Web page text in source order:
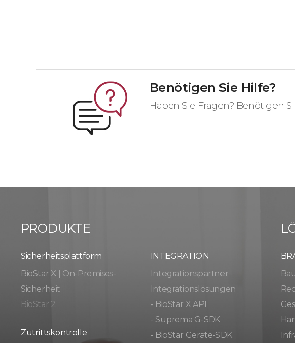
Benötigen Sie Hilfe?
Haben Sie Fragen? Benötigen
PRODUKTE
Sicherheitsplattform
BioStar X | On-Premises-
Sicherheit
BioStar 2
Zutrittskontrolle
INTEGRATION
Integrationspartner
Integrationslösungen
- BioStar X API
- Suprema G-SDK
- BioStar Geräte-SDK